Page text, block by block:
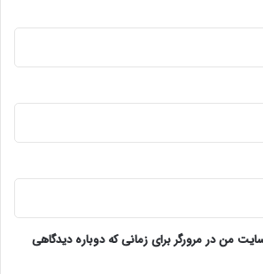
من در مرورگر برای زمانی که دوباره دیدگاهی